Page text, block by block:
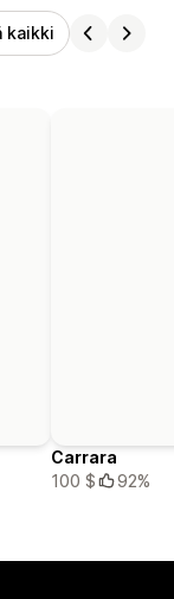
kaikki
Carrara
100 $
92%